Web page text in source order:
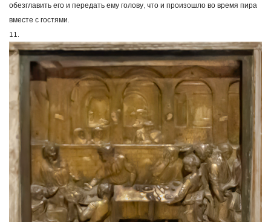
обезглавить его и передать ему голову, что и произошло во время пира
вместе с гостями.
11.